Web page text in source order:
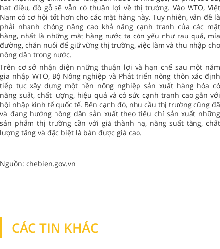
hạt điều, đồ gỗ sẽ vẫn có thuận lợi về thị trường. Vào WTO, Việt
Nam có cơ hội tốt hơn cho các mặt hàng này. Tuy nhiên, vấn đề là
phải nhanh chóng nâng cao khả năng cạnh tranh của các mặt
hàng, nhất là những mặt hàng nước ta còn yếu như rau quả, mía
đường, chăn nuôi để giữ vững thị trường, việc làm và thu nhập cho
nông dân trong nước.
Trên cơ sở nhận diện những thuận lợi và hạn chế sau một năm
gia nhập WTO, Bộ Nông nghiệp và Phát triển nông thôn xác định
tiếp tục xây dựng một nền nông nghiệp sản xuất hàng hóa có
năng suất, chất lượng, hiệu quả và có sức cạnh tranh cao gắn với
hội nhập kinh tế quốc tế. Bên cạnh đó, nhu cầu thị trường cũng đã
và đang hướng nông dân sản xuất theo tiêu chí sản xuất những
sản phẩm thị trường cần với giá thành hạ, năng suất tăng, chất
lượng tăng và đặc biệt là bán được giá cao.
Nguồn: chebien.gov.vn
CÁC TIN KHÁC